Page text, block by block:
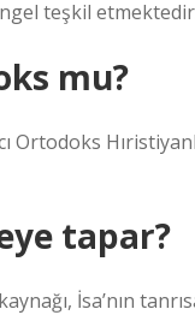
teşkil
mu?
Ortodoks
tapar?
İsa’nın